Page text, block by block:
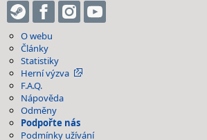
O webu
Články
Statistiky
Herní výzva
F.A.Q.
Nápověda
Odměny
Podpořte nás
Podmínky užívání